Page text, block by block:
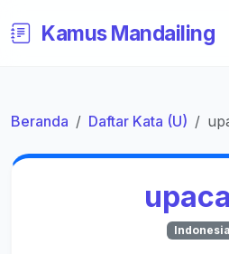
Kamus Mandailing
Beranda Daftar Kata (U)
Indonesia